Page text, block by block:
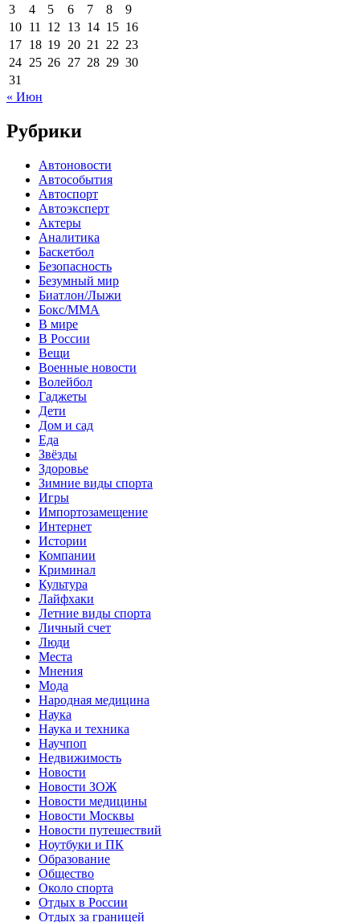
3
4 5 6 7 8
9
10 11 12 13 14 15 16
17 18 19 20 21 22 23
24 25 26 27 28 29 30
31
« Июн
Рубрики
Автоновости
Автособытия
Автоспорт
Автоэксперт
Актеры
Аналитика
Баскетбол
Безопасность
Безумный мир
Биатлон/Лыжи
Бокс/MMA
В мире
В России
Вещи
Военные новости
Волейбол
Гаджеты
Дети
Дом и сад
Еда
Звёзды
Здоровье
Зимние виды спорта
Игры
Импортозамещение
Интернет
Истории
Компании
Криминал
Культура
Лайфхаки
Летние виды спорта
Личный счет
Люди
Места
Мнения
Мода
Народная медицина
Наука
Наука и техника
Научпоп
Недвижимость
Новости
Новости ЗОЖ
Новости медицины
Новости Москвы
Новости путешествий
Ноутбуки и ПК
Образование
Общество
Около спорта
Отдых в России
Отдых за границей